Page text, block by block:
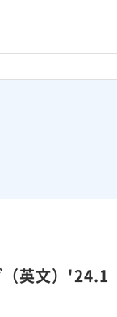
英文）'24.1